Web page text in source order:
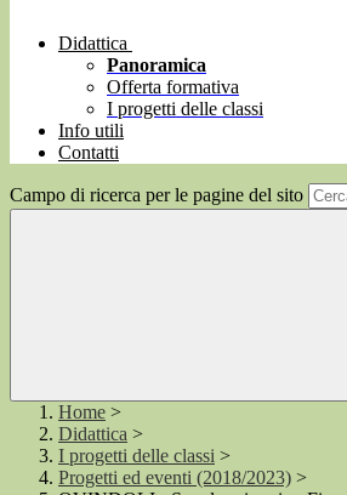
Didattica
Panoramica
Offerta formativa
I progetti delle classi
Info utili
Contatti
Campo di ricerca per le pagine del sito
Home >
Didattica >
I progetti delle classi >
Progetti ed eventi (2018/2023) >